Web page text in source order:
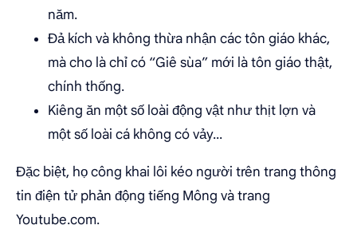
năm.
Đả kích và không thừa nhận các tôn giáo khác,
mà cho là chỉ có “Giê sùa” mới là tôn giáo thật,
chính thống.
Kiêng ăn một số loài động vật như thịt lợn và
một số loài cá không có vảy...
Đặc biệt, họ công khai lôi kéo người trên trang thông
tin điện tử phản động tiếng Mông và trang
Youtube.com.